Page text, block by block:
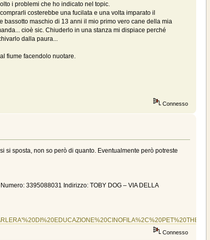
i problemi che ho indicato nel topic.
costerebbe una fucilata e una volta imparato il
maschio di 13 anni il mio primo vero cane della mia
cioè sic. Chiuderlo in una stanza mi dispiace perché
dalla paura...
fiume facendolo nuotare.
Connesso
si sposta, non so però di quanto. Eventualmente però potreste
3395088031 Indirizzo: TOBY DOG – VIA DELLA
Connesso